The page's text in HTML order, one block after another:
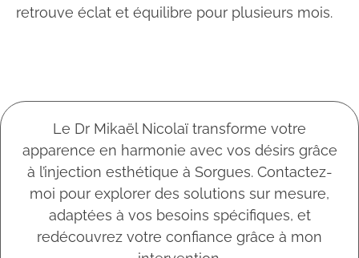
retrouve éclat et équilibre pour plusieurs mois.
Le Dr Mikaël Nicolaï transforme votre
apparence en harmonie avec vos désirs grâce
à l’injection esthétique à Sorgues. Contactez-
moi pour explorer des solutions sur mesure,
adaptées à vos besoins spécifiques, et
redécouvrez votre confiance grâce à mon